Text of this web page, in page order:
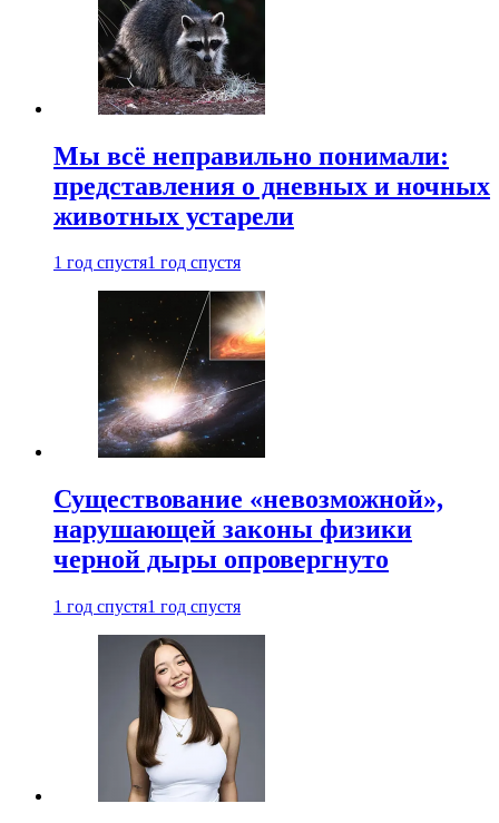
Мы всё неправильно понимали:
представления о дневных и ночных
животных устарели
1 год спустя1 год спустя
Существование «невозможной»,
нарушающей законы физики
черной дыры опровергнуто
1 год спустя1 год спустя